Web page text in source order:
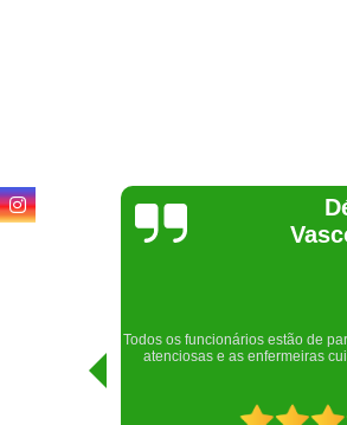
Realizei uma consulta com
Raphaela e ela foi extremamente